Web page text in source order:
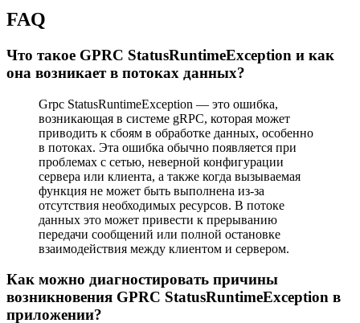
FAQ
Что такое GPRC StatusRuntimeException и как
она возникает в потоках данных?
Grpc StatusRuntimeException — это ошибка,
возникающая в системе gRPC, которая может
приводить к сбоям в обработке данных, особенно
в потоках. Эта ошибка обычно появляется при
проблемах с сетью, неверной конфигурации
сервера или клиента, а также когда вызываемая
функция не может быть выполнена из-за
отсутствия необходимых ресурсов. В потоке
данных это может привести к прерыванию
передачи сообщений или полной остановке
взаимодействия между клиентом и сервером.
Как можно диагностировать причины
возникновения GPRC StatusRuntimeException в
приложении?